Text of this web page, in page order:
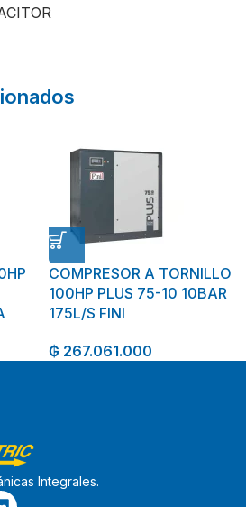
COMPRESOR A TORNILLO
100HP PLUS 75-10 10BAR
175L/S FINI
₲ 267.061.000
Integrales.